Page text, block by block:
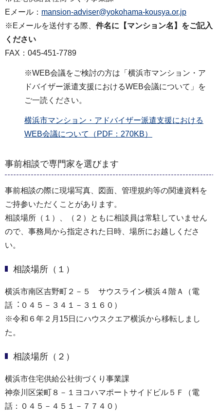
Eメール： mansion-adviser@yokohama-kousya.or.jp
※Eメールを送付する際、 件名に【マンション名】をご記入
ください
FAX：045-451-7789
※WEB会議をご検討の方は「横浜市マンション・ア
ドバイザー派遣支援におけるWEB会議について」を
ご一読ください。
横浜市マンション・アドバイザー派遣支援における
WEB会議について（PDF：270KB）
事前相談で専門家を選びます
事前相談の際に現場写真、図面、管理規約等の関連資料を
ご持参いただくことがあります。
相談場所（１）、（２）ともに相談員は常駐していません
ので、事務局から指定された日時、場所にお越しくださ
い。
相談場所（１）
横浜市南区吉野町２－５ サウスライン横浜４階Ａ（電
話︓０４５－３４１－３１６０）
※令和６年２月15日にハウスクエア横浜から移転しまし
た。
相談場所（２）
横浜市住宅供給公社街づくり事業課
神奈川区栄町８－１ヨコハマポートサイドビル５Ｆ（電
話：０４５－４５１－７７４０）